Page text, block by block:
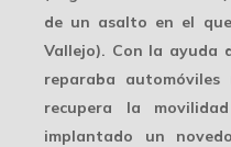
de un asalto en el
Vallejo). Con la ayuda
reparaba automóviles
recupera la
implantado un